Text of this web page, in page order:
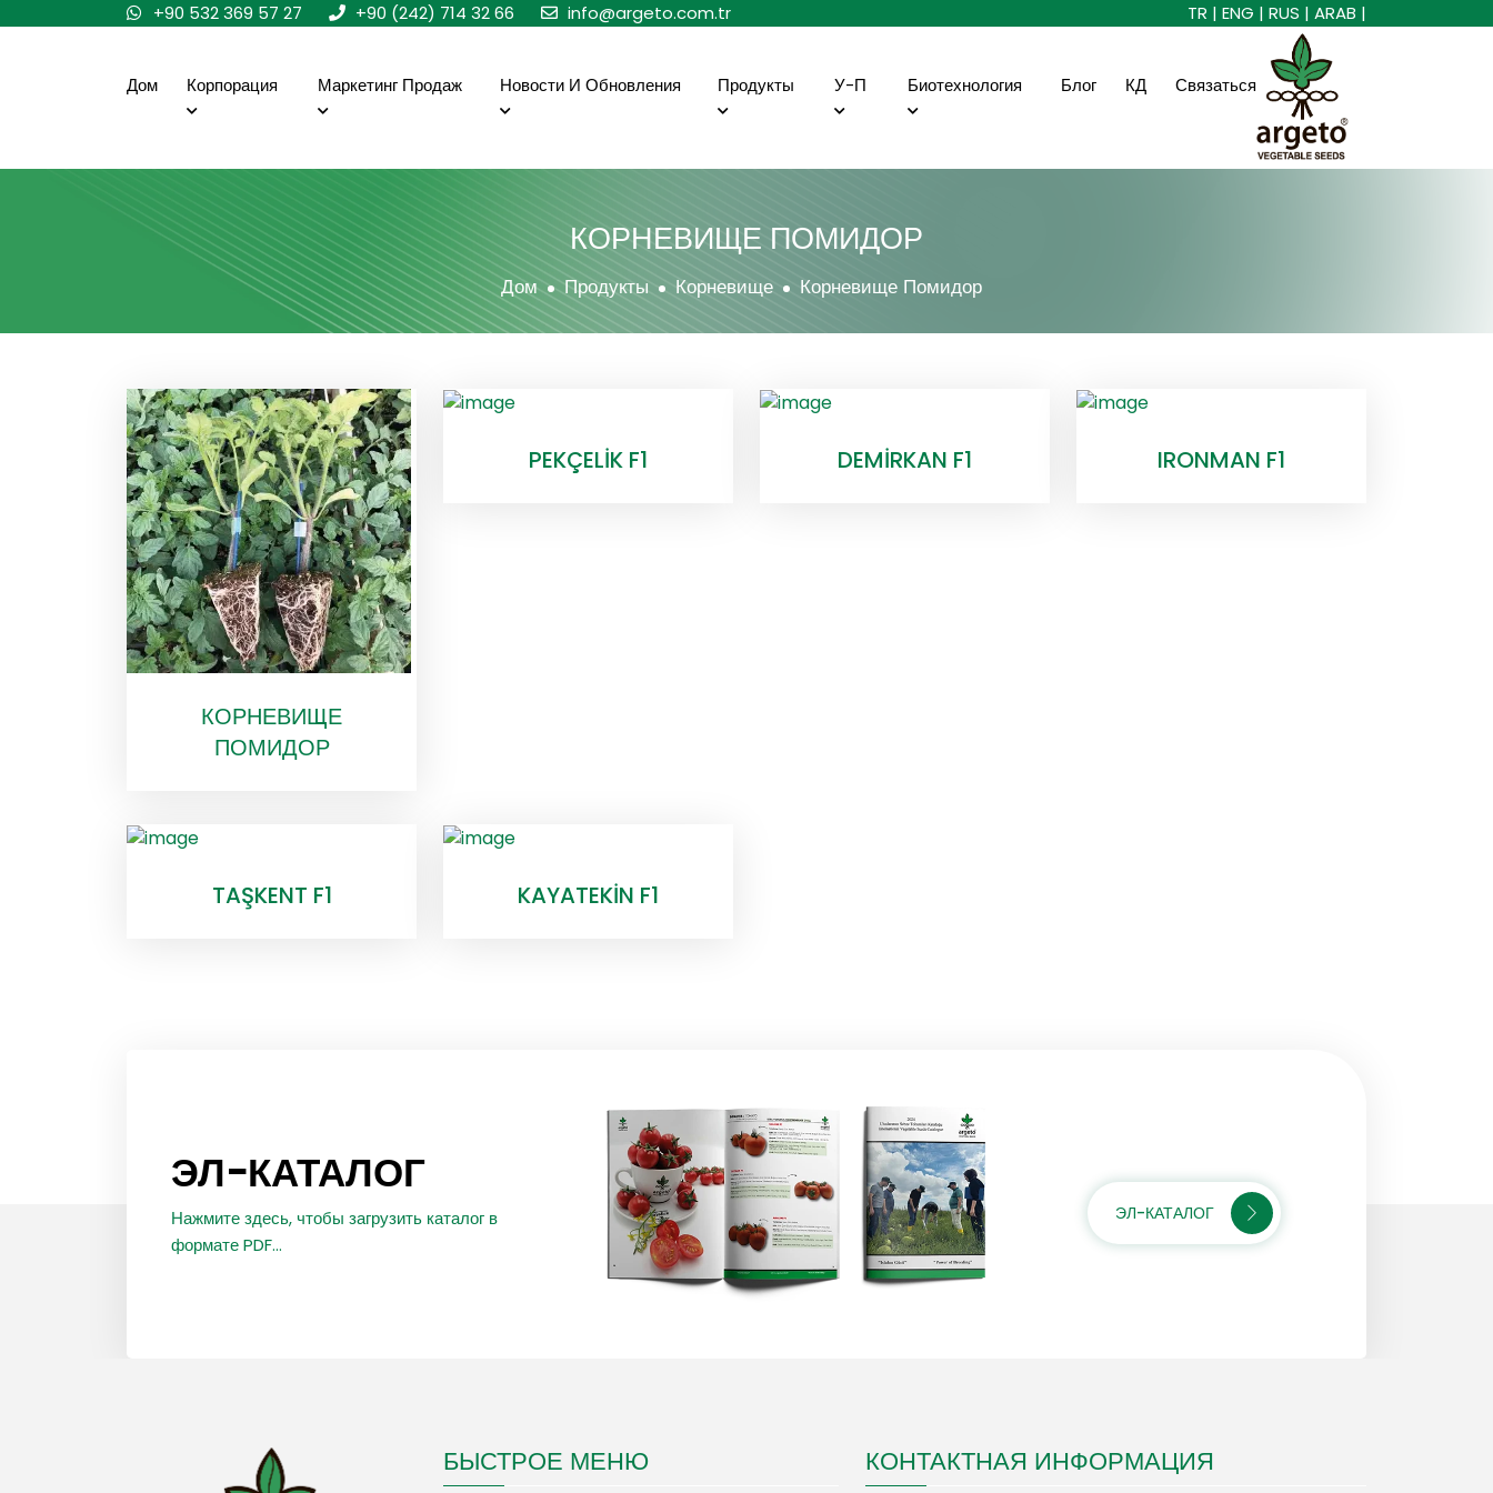
+90 532 369 57 27 +90 (242) 714 32 66 info@argeto.com.tr TR | ENG | RUS | ARAB |
Дом Корпорация Маркетинг Продаж Новости И Обновления Продукты У-П Биотехнология Блог КД Связаться
КОРНЕВИЩЕ ПОМИДОР
Дом Продукты Корневище Корневище Помидор
КОРНЕВИЩЕ
ПОМИДОР
PEKÇELİK F1 DEMİRKAN F1 IRONMAN F1
TAŞKENT F1 KAYATEKİN F1
ЭЛ-КАТАЛОГ
Нажмите здесь, чтобы загрузить каталог в
формате PDF...
ЭЛ-КАТАЛОГ
БЫСТРОЕ МЕНЮ КОНТАКТНАЯ ИНФОРМАЦИЯ